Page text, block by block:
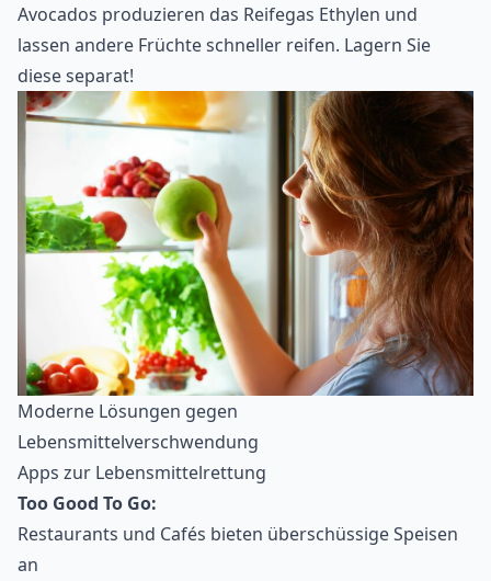
Avocados produzieren das Reifegas Ethylen und
lassen andere Früchte schneller reifen. Lagern Sie
diese separat!
Moderne Lösungen gegen
Lebensmittelverschwendung
Apps zur Lebensmittelrettung
Too Good To Go:
Restaurants und Cafés bieten überschüssige Speisen
an